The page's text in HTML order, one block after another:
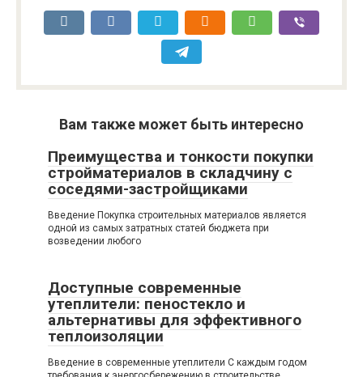
Вам также может быть интересно
Преимущества и тонкости покупки
стройматериалов в складчину с
соседями-застройщиками
Введение Покупка строительных материалов является
одной из самых затратных статей бюджета при
возведении любого
Доступные современные
утеплители: пеностекло и
альтернативы для эффективного
теплоизоляции
Введение в современные утеплители С каждым годом